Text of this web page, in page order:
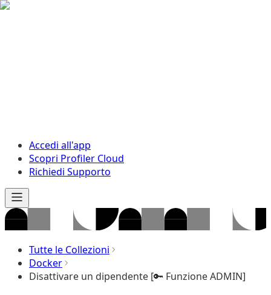
Accedi all'app
Scopri Profiler Cloud
Richiedi Supporto
Tutte le Collezioni
Docker
Disattivare un dipendente [🔑 Funzione ADMIN]